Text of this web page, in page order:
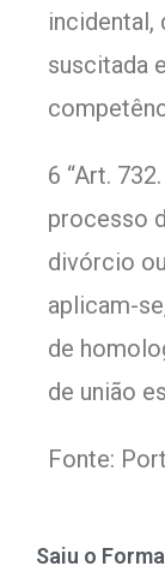
incidental,
suscitada
6 “Art.
processo
divórcio
aplicam-
de
de união
Fonte:
Saiu o